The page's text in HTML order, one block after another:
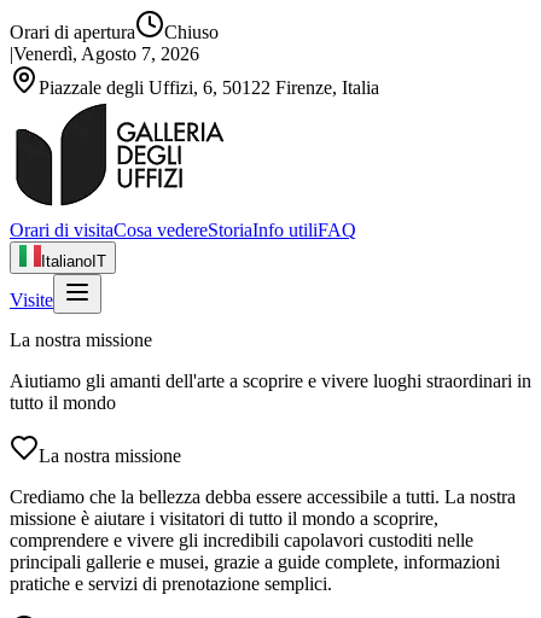
Orari di apertura
Chiuso
|Venerdì, Agosto 7, 2026
Piazzale degli Uffizi, 6, 50122 Firenze, Italia
Orari di visitaCosa vedereStoriaInfo utiliFAQ
Italiano IT
Visite
La nostra missione
Aiutiamo gli amanti dell'arte a scoprire e vivere luoghi straordinari in
tutto il mondo
La nostra missione
Crediamo che la bellezza debba essere accessibile a tutti. La nostra
missione è aiutare i visitatori di tutto il mondo a scoprire,
comprendere e vivere gli incredibili capolavori custoditi nelle
principali gallerie e musei, grazie a guide complete, informazioni
pratiche e servizi di prenotazione semplici.